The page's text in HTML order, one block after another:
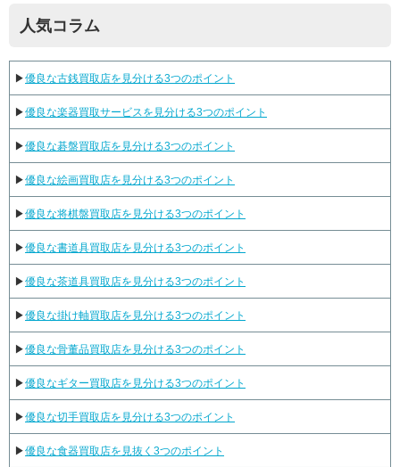
人気コラム
▶優良な古銭買取店を見分ける3つのポイント
▶優良な楽器買取サービスを見分ける3つのポイント
▶優良な碁盤買取店を見分ける3つのポイント
▶優良な絵画買取店を見分ける3つのポイント
▶優良な将棋盤買取店を見分ける3つのポイント
▶優良な書道具買取店を見分ける3つのポイント
▶優良な茶道具買取店を見分ける3つのポイント
▶優良な掛け軸買取店を見分ける3つのポイント
▶優良な骨董品買取店を見分ける3つのポイント
▶優良なギター買取店を見分ける3つのポイント
▶優良な切手買取店を見分ける3つのポイント
▶優良な食器買取店を見抜く3つのポイント